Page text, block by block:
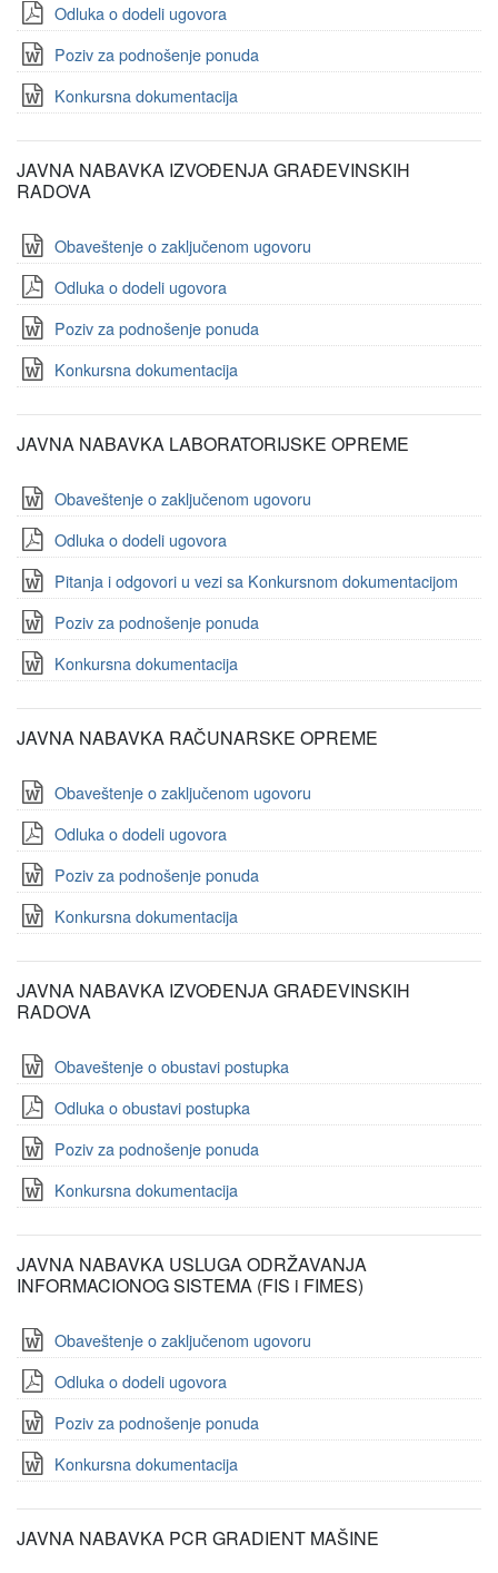
Odluka o dodeli ugovora
Poziv za podnošenje ponuda
Konkursna dokumentacija
JAVNA NABAVKA IZVOĐENJA GRAĐEVINSKIH
RADOVA
Obaveštenje o zaključenom ugovoru
Odluka o dodeli ugovora
Poziv za podnošenje ponuda
Konkursna dokumentacija
JAVNA NABAVKA LABORATORIJSKE OPREME
Obaveštenje o zaključenom ugovoru
Odluka o dodeli ugovora
Pitanja i odgovori u vezi sa Konkursnom dokumentacijom
Poziv za podnošenje ponuda
Konkursna dokumentacija
JAVNA NABAVKA RAČUNARSKE OPREME
Obaveštenje o zaključenom ugovoru
Odluka o dodeli ugovora
Poziv za podnošenje ponuda
Konkursna dokumentacija
JAVNA NABAVKA IZVOĐENJA GRAĐEVINSKIH
RADOVA
Obaveštenje o obustavi postupka
Odluka o obustavi postupka
Poziv za podnošenje ponuda
Konkursna dokumentacija
JAVNA NABAVKA USLUGA ODRŽAVANJA
INFORMACIONOG SISTEMA (FIS i FIMES)
Obaveštenje o zaključenom ugovoru
Odluka o dodeli ugovora
Poziv za podnošenje ponuda
Konkursna dokumentacija
JAVNA NABAVKA PCR GRADIENT MAŠINE